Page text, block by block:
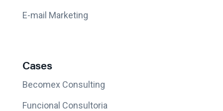
E-mail Marketing
Cases
Becomex Consulting
Funcional Consultoria